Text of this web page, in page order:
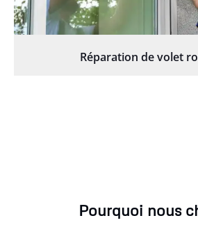
Réparation de volet
Pourquoi nous